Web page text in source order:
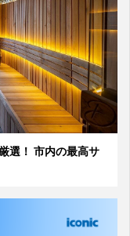
選！ 市内の最高サ